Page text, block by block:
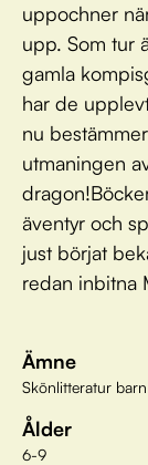
uppochner
upp. Som tur
gamla
har de
nu
utmaningen
äventyr och
just börjat
redan inbitna
Ämne
Skönlitteratur
Ålder
6-9